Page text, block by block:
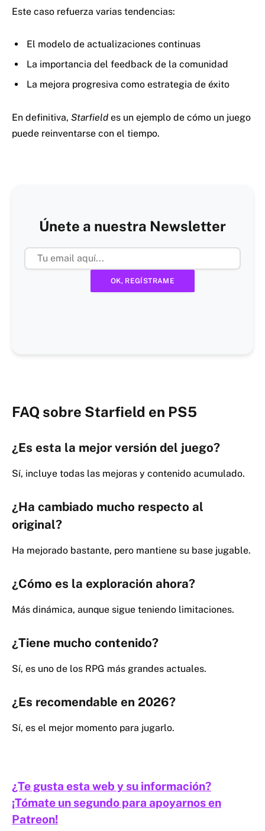
Este caso refuerza varias tendencias:
El modelo de actualizaciones continuas
La importancia del feedback de la comunidad
La mejora progresiva como estrategia de éxito
En definitiva, Starfield es un ejemplo de cómo un juego
puede reinventarse con el tiempo.
Únete a nuestra Newsletter
FAQ sobre Starfield en PS5
¿Es esta la mejor versión del juego?
Sí, incluye todas las mejoras y contenido acumulado.
¿Ha cambiado mucho respecto al
original?
Ha mejorado bastante, pero mantiene su base jugable.
¿Cómo es la exploración ahora?
Más dinámica, aunque sigue teniendo limitaciones.
¿Tiene mucho contenido?
Sí, es uno de los RPG más grandes actuales.
¿Es recomendable en 2026?
Sí, es el mejor momento para jugarlo.
¿Te gusta esta web y su información?
¡Tómate un segundo para apoyarnos en
Patreon!